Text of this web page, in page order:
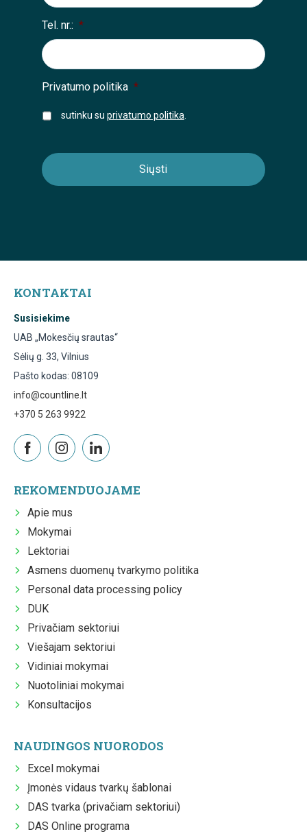
Tel. nr.: *
Privatumo politika *
sutinku su privatumo politika
KONTAKTAI
Susisiekime
UAB „Mokesčių srautas“
Sėlių g. 33, Vilnius
Pašto kodas: 08109
info@countline.lt
+370 5 263 9922
REKOMENDUOJAME
Apie mus
Mokymai
Lektoriai
Asmens duomenų tvarkymo politika
Personal data processing policy
DUK
Privačiam sektoriui
Viešajam sektoriui
Vidiniai mokymai
Nuotoliniai mokymai
Konsultacijos
NAUDINGOS NUORODOS
Excel mokymai
Įmonės vidaus tvarkų šablonai
DAS tvarka (privačiam sektoriui)
DAS Online programa